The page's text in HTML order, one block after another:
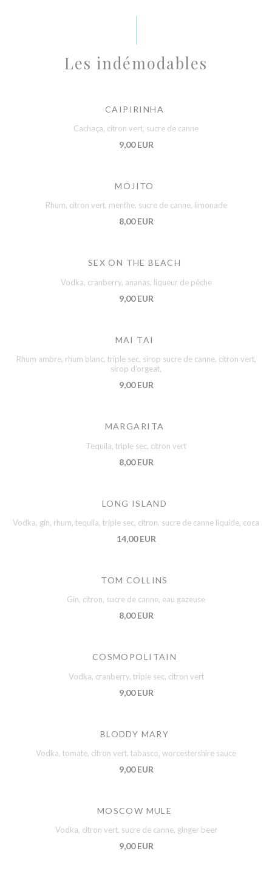
Les indémodables
CAIPIRINHA
Cachaça, citron vert, sucre de canne
9,00 EUR
MOJITO
Rhum, citron vert, menthe, sucre de canne, limonade
8,00 EUR
SEX ON THE BEACH
Vodka, cranberry, ananas, liqueur de pêche
9,00 EUR
MAI TAI
Rhum ambre, rhum blanc, triple sec, sirop sucre de canne, citron vert,
sirop d’orgeat,
9,00 EUR
MARGARITA
Tequila, triple sec, citron vert
8,00 EUR
LONG ISLAND
Vodka, gin, rhum, tequila, triple sec, citron, sucre de canne liquide, coca
14,00 EUR
TOM COLLINS
Gin, citron, sucre de canne, eau gazeuse
8,00 EUR
COSMOPOLITAIN
Vodka, cranberry, triple sec, citron vert
9,00 EUR
BLODDY MARY
Vodka, tomate, citron vert, tabasco, worcestershire sauce
9,00 EUR
MOSCOW MULE
Vodka, citron vert, sucre de canne, ginger beer
9,00 EUR